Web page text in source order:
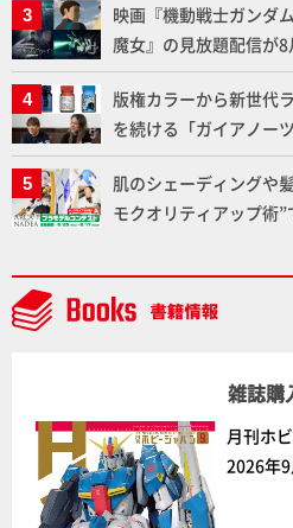
ダム】
映画『機動戦士ガンダ
魔女』の見放題配信が
Prime Videoで国内独
版権カラーから新世代
を続ける「ガイアノー
ー塗料の未来について
肌のシェーディングや
モクオリティアップ術
デルコンテスト」～8
中】
雑誌購
月刊ホ
2026年